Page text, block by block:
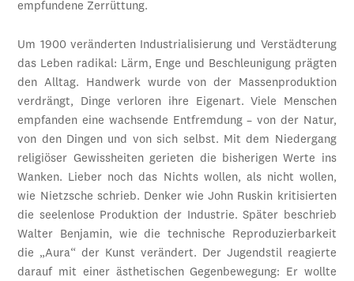
empfundene Zerrüttung.
Um 1900 veränderten Industrialisierung und Verstädterung
das Leben radikal: Lärm, Enge und Beschleunigung prägten
den Alltag. Handwerk wurde von der Massenproduktion
verdrängt, Dinge verloren ihre Eigenart. Viele Menschen
empfanden eine wachsende Entfremdung – von der Natur,
von den Dingen und von sich selbst. Mit dem Niedergang
religiöser Gewissheiten gerieten die bisherigen Werte ins
Wanken. Lieber noch das Nichts wollen, als nicht wollen,
wie Nietzsche schrieb. Denker wie John Ruskin kritisierten
die seelenlose Produktion der Industrie. Später beschrieb
Walter Benjamin, wie die technische Reproduzierbarkeit
die „Aura“ der Kunst verändert. Der Jugendstil reagierte
darauf mit einer ästhetischen Gegenbewegung: Er wollte